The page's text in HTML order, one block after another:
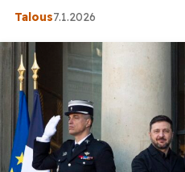
biodiversiteetti. Tosin
Venäjä ilmoitti löytäneensä
öljyesiintymän
itselleen niin Argentiina,
Talous7.1.2026